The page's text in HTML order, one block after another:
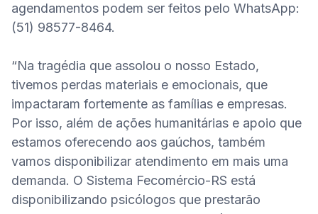
agendamentos podem ser feitos pelo WhatsApp:
(51) 98577-8464.
“Na tragédia que assolou o nosso Estado,
tivemos perdas materiais e emocionais, que
impactaram fortemente as famílias e empresas.
Por isso, além de ações humanitárias e apoio que
estamos oferecendo aos gaúchos, também
vamos disponibilizar atendimento em mais uma
demanda. O Sistema Fecomércio-RS está
disponibilizando psicólogos que prestarão